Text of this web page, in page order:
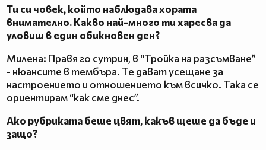
Ти си човек, който наблюдава хората
внимателно. Какво най-много ти харесва да
уловиш в един обикновен ден?
Милена: Правя го сутрин, в “Тройка на разсъмване”
- нюансите в тембъра. Те дават усещане за
настроението и отношението към всичко. Така се
ориентирам “как сме днес”.
Ако рубриката беше цвят, какъв щеше да бъде и
защо?